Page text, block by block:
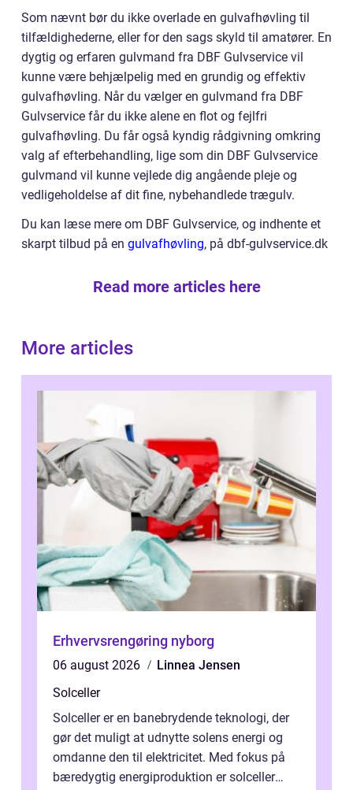
Som nævnt bør du ikke overlade en gulvafhøvling til
tilfældighederne, eller for den sags skyld til amatører. En
dygtig og erfaren gulvmand fra DBF Gulvservice vil
kunne være behjælpelig med en grundig og effektiv
gulvafhøvling. Når du vælger en gulvmand fra DBF
Gulvservice får du ikke alene en flot og fejlfri
gulvafhøvling. Du får også kyndig rådgivning omkring
valg af efterbehandling, lige som din DBF Gulvservice
gulvmand vil kunne vejlede dig angående pleje og
vedligeholdelse af dit fine, nybehandlede trægulv.
Du kan læse mere om DBF Gulvservice, og indhente et
skarpt tilbud på en gulvafhøvling, på dbf-gulvservice.dk
Read more articles here
More articles
Erhvervsrengøring nyborg
06 august 2026
Linnea Jensen
Solceller
Solceller er en banebrydende teknologi, der
gør det muligt at udnytte solens energi og
omdanne den til elektricitet. Med fokus på
bæredygtig energiproduktion er solceller